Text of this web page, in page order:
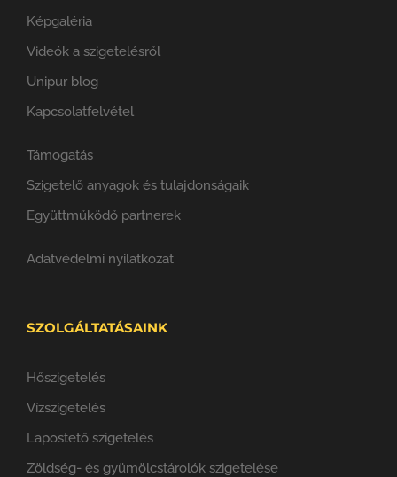
Képgaléria
Videók a szigetelésről
Unipur blog
Kapcsolatfelvétel
Támogatás
Szigetelő anyagok és tulajdonságaik
Együttműködő partnerek
Adatvédelmi nyilatkozat
SZOLGÁLTATÁSAINK
Hőszigetelés
Vízszigetelés
Lapostető szigetelés
Zöldség- és gyümölcstárolók szigetelése